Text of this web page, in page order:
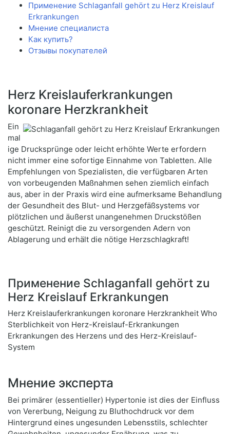
Применение Schlaganfall gehört zu Herz Kreislauf
Erkrankungen
Мнение специалиста
Как купить?
Отзывы покупателей
Herz Kreislauferkrankungen
koronare Herzkrankheit
Ein
mal
ige Drucksprünge oder leicht erhöhte Werte erfordern
nicht immer eine sofortige Einnahme von Tabletten. Alle
Empfehlungen von Spezialisten, die verfügbaren Arten
von vorbeugenden Maßnahmen sehen ziemlich einfach
aus, aber in der Praxis wird eine aufmerksame Behandlung
der Gesundheit des Blut- und Herzgefäßsystems vor
plötzlichen und äußerst unangenehmen Druckstößen
geschützt. Reinigt die zu versorgenden Adern von
Ablagerung und erhält die nötige Herzschlagkraft!
Применение Schlaganfall gehört zu
Herz Kreislauf Erkrankungen
Herz Kreislauferkrankungen koronare Herzkrankheit Who
Sterblichkeit von Herz-Kreislauf-Erkrankungen
Erkrankungen des Herzens und des Herz-Kreislauf-
System
Мнение эксперта
Bei primärer (essentieller) Hypertonie ist dies der Einfluss
von Vererbung, Neigung zu Bluthochdruck vor dem
Hintergrund eines ungesunden Lebensstils, schlechter